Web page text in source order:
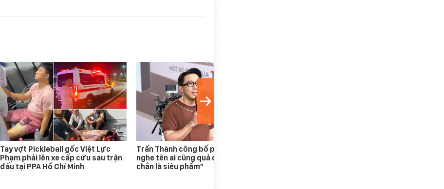
Tay vợt Pickleball gốc Việt Lực
Phạm phải lên xe cấp cứu sau trận
đấu tại PPA Hồ Chí Minh
Trấn Thành công bố phim Tết 2027,
nghe tên ai cũng quả quyết “chắc
chắn là siêu phẩm”